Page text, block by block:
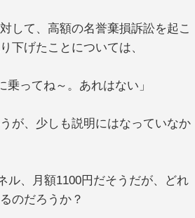
して、高額の名誉棄損訴訟を起こ
下げたことについては、
乗ってね～。あれはない」
が、少しも説明にはなっていなか
ル、月額1100円だそうだが、どれ
のだろうか？